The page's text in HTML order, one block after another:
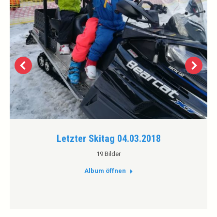
Letzter Skitag 04.03.2018
19 Bilder
Album öffnen